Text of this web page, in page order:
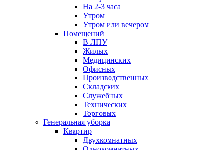
На 2-3 часа
Утром
Утром или вечером
Помещений
В ЛПУ
Жилых
Медицинских
Офисных
Производственных
Складских
Служебных
Технических
Торговых
Генеральная уборка
Квартир
Двухкомнатных